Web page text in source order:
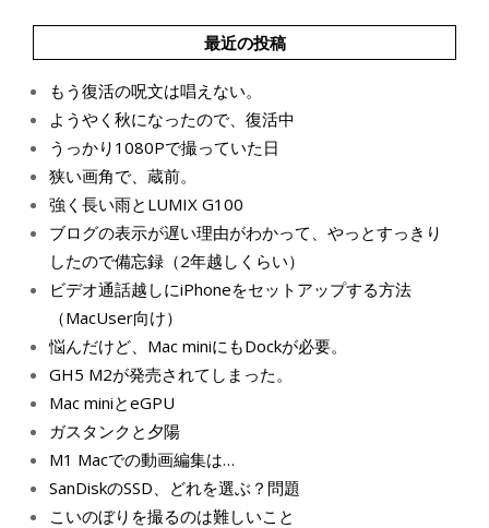
最近の投稿
もう復活の呪文は唱えない。
ようやく秋になったので、復活中
うっかり1080Pで撮っていた日
狭い画角で、蔵前。
強く長い雨とLUMIX G100
ブログの表示が遅い理由がわかって、やっとすっきり
したので備忘録（2年越しくらい）
ビデオ通話越しにiPhoneをセットアップする方法
（MacUser向け）
悩んだけど、Mac miniにもDockが必要。
GH5 M2が発売されてしまった。
Mac miniとeGPU
ガスタンクと夕陽
M1 Macでの動画編集は…
SanDiskのSSD、どれを選ぶ？問題
こいのぼりを撮るのは難しいこと